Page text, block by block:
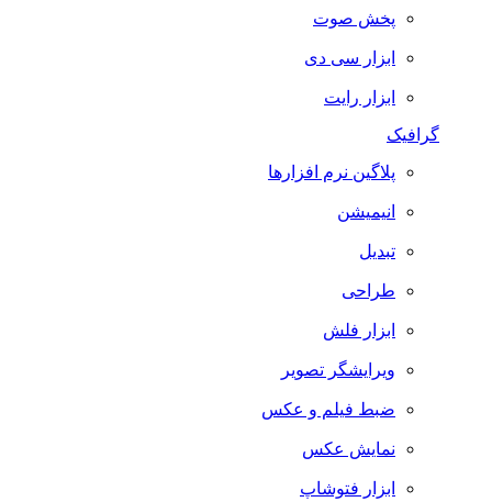
پخش صوت
ابزار سی دی
ابزار رایت
گرافیک
پلاگین نرم افزارها
انیمیشن
تبدیل
طراحی
ابزار فلش
ویرایشگر تصویر
ضبط فيلم و عكس
نمایش عکس
ابزار فتوشاپ